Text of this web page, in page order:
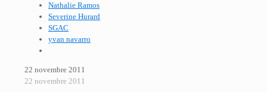
Nathalie Ramos
Severine Hurard
SGAC
yvan navarro
22 novembre 2011
22 novembre 2011